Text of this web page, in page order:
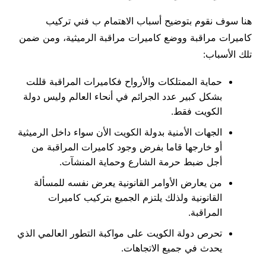
هنا سوف نقوم بتوضيح أسباب الاهتمام ب فني تركيب
كاميرات مراقبة ووضع كاميرات مراقبة الرميثية، ومن ضمن
تلك الأسباب:
حماية الممتلكات والأرواح فكاميرات المراقبة قللت
بشكل كبير عدد الجرائم في أنحاء العالم وليس دولة
الكويت فقط.
الجهات الأمنية بدولة الكويت الأن سواء داخل الرميثية
أو خارجها قاما بفرض وجود كاميرات المراقبة من
أجل ضبط حرمة الشارع وحماية المنشآت.
من يعارض الأوامر القانونية يعرض نفسه للمسألة
القانونية ولذلك يلتزم الجميع بتركيب كاميرات
المراقبة.
تحرص دولة الكويت على مواكبة التطور العالمي الذي
يحدث في جميع الاتجاهات.